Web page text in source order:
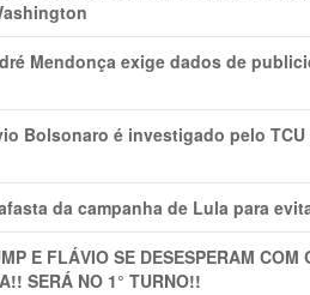
Mendonça exige dados de
Bolsonaro é investigado pelo
da campanha de Lula para
E FLÁVIO SE DESESPERAM
SERÁ NO 1° TURNO!!